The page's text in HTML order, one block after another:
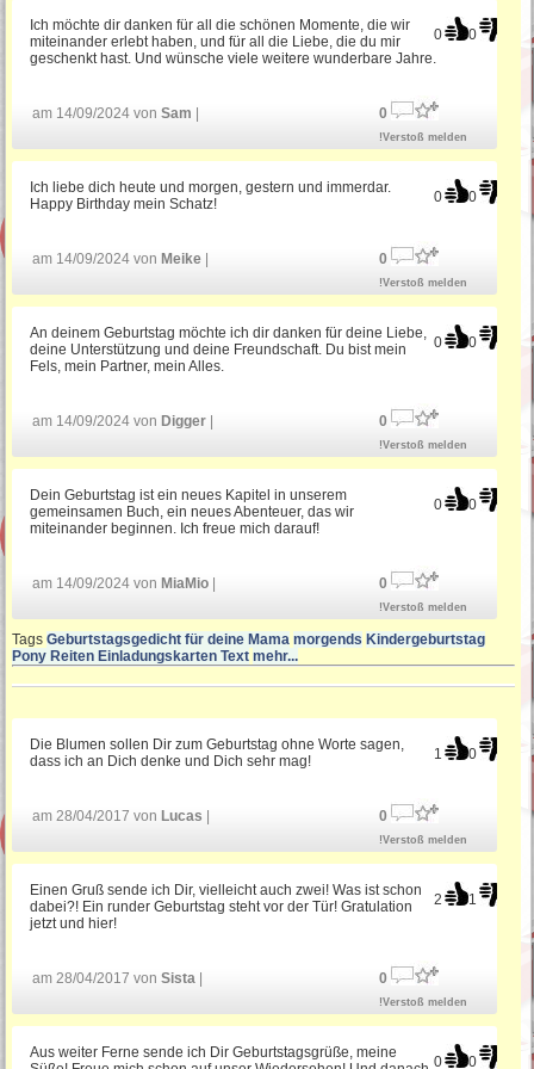
Gratulation zum Geburtstag
Witzige Geburtstagsgrüße
Bayerische Geburtstagssprüche
0 0
Ich möchte dir danken für all die schönen Momente, die wir
miteinander erlebt haben, und für all die Liebe, die du mir
geschenkt hast. Und wünsche viele weitere wunderbare Jahre.
am 14/09/2024 vonSam 0
!Verstoß melden
0 0
Ich liebe dich heute und morgen, gestern und immerdar.
Happy Birthday mein Schatz!
am 14/09/2024 von Meike 0
!Verstoß melden
0 0
An deinem Geburtstag möchte ich dir danken für deine Liebe,
deine Unterstützung und deine Freundschaft. Du bist mein
Fels, mein Partner, mein Alles.
am 14/09/2024 von Digger 0
!Verstoß melden
0 0
Dein Geburtstag ist ein neues Kapitel in unserem
gemeinsamen Buch, ein neues Abenteuer, das wir
miteinander beginnen. Ich freue mich darauf!
am 14/09/2024 von MiaMio 0
!Verstoß melden
TagsGeburtstagsgedicht für deine Mama morgends Kindergeburtstag
Pony Reiten Einladungskarten Text mehr...
1 0
Die Blumen sollen Dir zum Geburtstag ohne Worte sagen,
dass ich an Dich denke und Dich sehr mag!
am 28/04/2017 von Lucas 0
!Verstoß melden
2 1
Einen Gruß sende ich Dir, vielleicht auch zwei! Was ist schon
dabei?! Ein runder Geburtstag steht vor der Tür! Gratulation
jetzt und hier!
am 28/04/2017 vonSista 0
!Verstoß melden
0 0
Aus weiter Ferne sende ich Dir Geburtstagsgrüße, meine